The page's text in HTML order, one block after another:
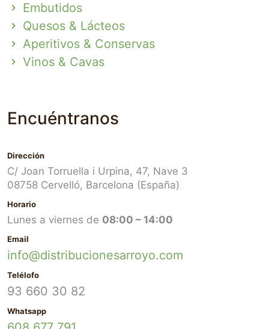
Embutidos
Quesos & Lácteos
Aperitivos & Conservas
Vinos & Cavas
Encuéntranos
Dirección
C/ Joan Torruella i Urpina, 47, Nave 3
08758 Cervelló, Barcelona (España)
Horario
Lunes a viernes de 08:00 – 14:00
Email
info@distribucionesarroyo.com
Telélofo
93 660 30 82
Whatsapp